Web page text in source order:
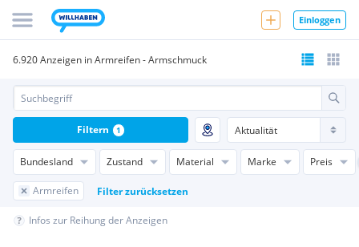
Einloggen
6.920 Anzeigen in Armreifen - Armschmuck
Bundesland Zustand Material Marke Preis
Armreifen Filter zurücksetzen
Filtern 1
Infos zur Reihung der Anzeigen